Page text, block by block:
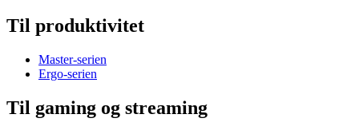
Til produktivitet
Master-serien
Ergo-serien
Til gaming og streaming